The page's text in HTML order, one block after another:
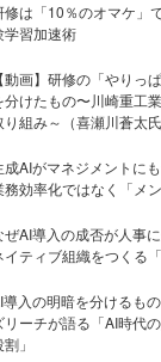
修は「10％のオマケ
学習加速術
【動画】研修の「やりっ
分けたもの〜川崎重工
り組み～（喜瀬川蒼太
成AIがマネジメントに
務効率化ではなく「メ
ぜAI導入の成否が人事
イティブ組織をつくる
導入の明暗を分けるも
リーチが語る「AI時代
」